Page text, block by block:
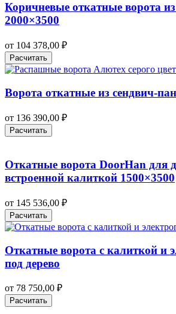
Коричневые откатные ворота
2000×3500
от 104 378,00 ₽
Расчитать
Ворота откатные из сендвич-
от 136 390,00 ₽
Расчитать
Откатные ворота DoorHan для
встроенной калиткой 1500×3500
от 145 536,00 ₽
Расчитать
Откатные ворота с калиткой и
под дерево
от 78 750,00 ₽
Расчитать